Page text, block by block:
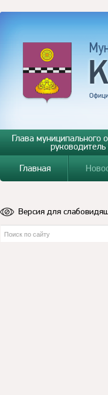
Глава муниципального
Главная
Версия для